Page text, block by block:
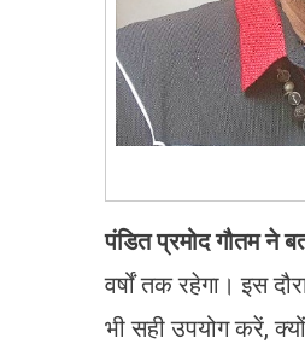
पंडित प्रमोद गौतम ने
वर्षों तक रहेगा। इस
भी सही उपयोग करें,